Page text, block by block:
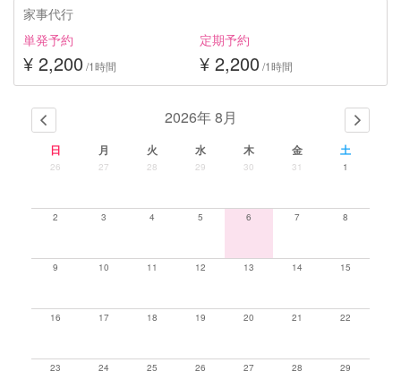
家事代行
単発予約
¥ 2,200 /1時間
定期予約
¥ 2,200 /1時間
2026年 8月
日 月 火 水 木 金 土
26 27 28 29 30 31 1
2 3 4 5 6 7 8
9 10 11 12 13 14 15
16 17 18 19 20 21 22
23 24 25 26 27 28 29